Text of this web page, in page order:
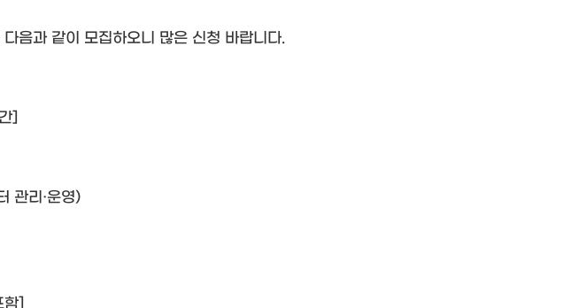
음과 같이 모집하오니 많은 신청 바랍니다.
]
관리·운영)
함]